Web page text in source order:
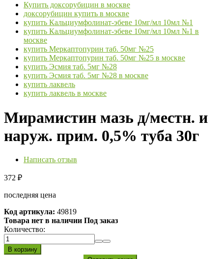
Купить доксорубицин в москве
доксорубицин купить в москве
купить Кальциумфолинат-эбеве 10мг/мл 10мл №1
купить Кальциумфолинат-эбеве 10мг/мл 10мл №1 в
москве
купить Меркаптопурин таб. 50мг №25
купить Меркаптопурин таб. 50мг №25 в москве
купить Эсмия таб. 5мг №28
купить Эсмия таб. 5мг №28 в москве
купить лаквель
купить лаквель в москве
Мирамистин мазь д/местн. и
наруж. прим. 0,5% туба 30г
Написать отзыв
372 ₽
последняя цена
Код артикула: 49819
Товара нет в наличии Под заказ
Количество: